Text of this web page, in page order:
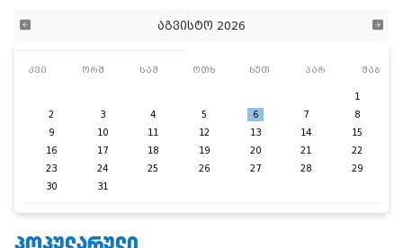
აგვისტო 2026
კვი ორშ სამ ოთხ ხუთ პარ შაბ
1
2
3 4 5 6 7
8
9
10 11 12 13 14
15
16
17 18 19 20 21
22
23
24 25 26 27 28
29
30
31